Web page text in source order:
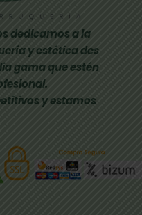
dedicamos a la
y estética des
gama que estén
y estamos